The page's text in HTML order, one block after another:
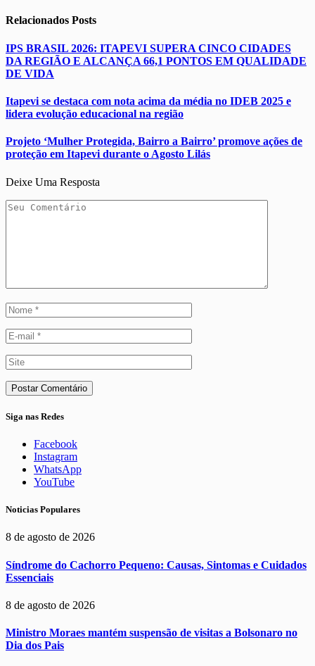
Relacionados Posts
IPS BRASIL 2026: ITAPEVI SUPERA CINCO CIDADES
DA REGIÃO E ALCANÇA 66,1 PONTOS EM QUALIDADE
DE VIDA
Itapevi se destaca com nota acima da média no IDEB 2025 e
lidera evolução educacional na região
Projeto ‘Mulher Protegida, Bairro a Bairro’ promove ações de
proteção em Itapevi durante o Agosto Lilás
Deixe Uma Resposta
Siga nas Redes
Facebook
Instagram
WhatsApp
YouTube
Noticias Populares
8 de agosto de 2026
Síndrome do Cachorro Pequeno: Causas, Sintomas e Cuidados
Essenciais
8 de agosto de 2026
Ministro Moraes mantém suspensão de visitas a Bolsonaro no
Dia dos Pais